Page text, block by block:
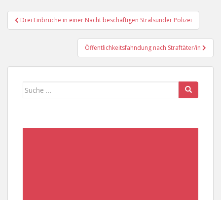
Beitragsnavigation
Drei Einbrüche in einer Nacht beschäftigen Stralsunder Polizei
Öffentlichkeitsfahndung nach Straftäter/in
Suche